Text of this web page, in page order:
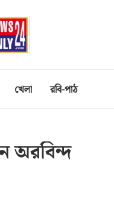
খেলা রবি-পাঠ
অরবিন্দ